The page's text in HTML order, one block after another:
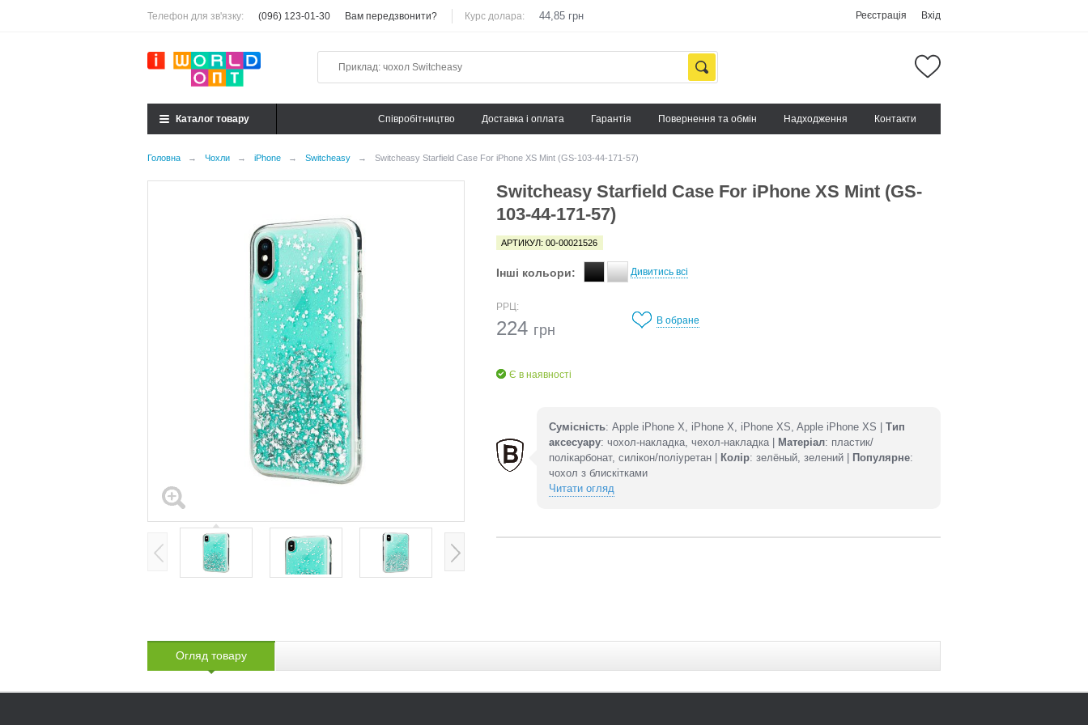
Каталог товару Cпівробітництво Доставка і оплата Гарантія Повернення та обмін Надходження Контакти
Телефон для зв'язку: (096) 123-01-30 Вам передзвонити? Курс долара: 44,85 грн Реєстрація Вхід
Головна → Чохли → iPhone → Switcheasy → Switcheasy Starfield Case For iPhone XS Mint (GS-103-44-171-57)
Switcheasy Starfield Case For iPhone XS Mint (GS-
103-44-171-57)
АРТИКУЛ: 00-00021526
Інші кольори: Дивитись всі
РРЦ:
224 грн
Є в наявності
В обране
Сумісність: Apple iPhone X, iPhone X, iPhone XS, Apple iPhone XS |Тип
аксесуару: чохол-накладка, чехол-накладка | Матеріал: пластик/
полікарбонат, силікон/поліуретан |
Колір: зелёный, зелений | Популярне:
чохол з блискітками
Читати огляд
Огляд товару